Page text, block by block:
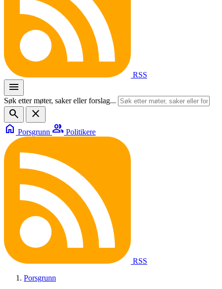
RSS
menu
Søk etter møter, saker eller forslag...
search
close
home Porsgrunn group Politikere
RSS
Porsgrunn